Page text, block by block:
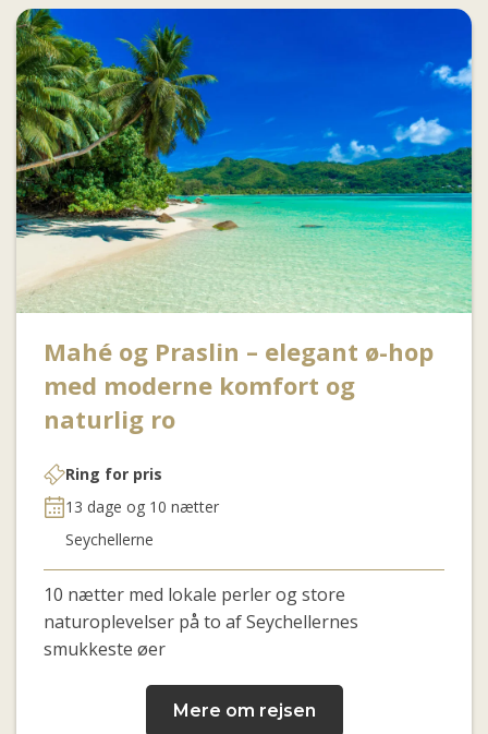
Mahé og Praslin – elegant ø-hop
med moderne komfort og
naturlig ro
Ring for pris
13 dage og 10 nætter
Seychellerne
10 nætter med lokale perler og store
naturoplevelser på to af Seychellernes
smukkeste øer
Mere om rejsen